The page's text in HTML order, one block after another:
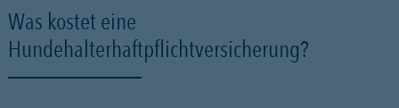
Was kostet eine
Hundehalterhaftpflichtversicherung?